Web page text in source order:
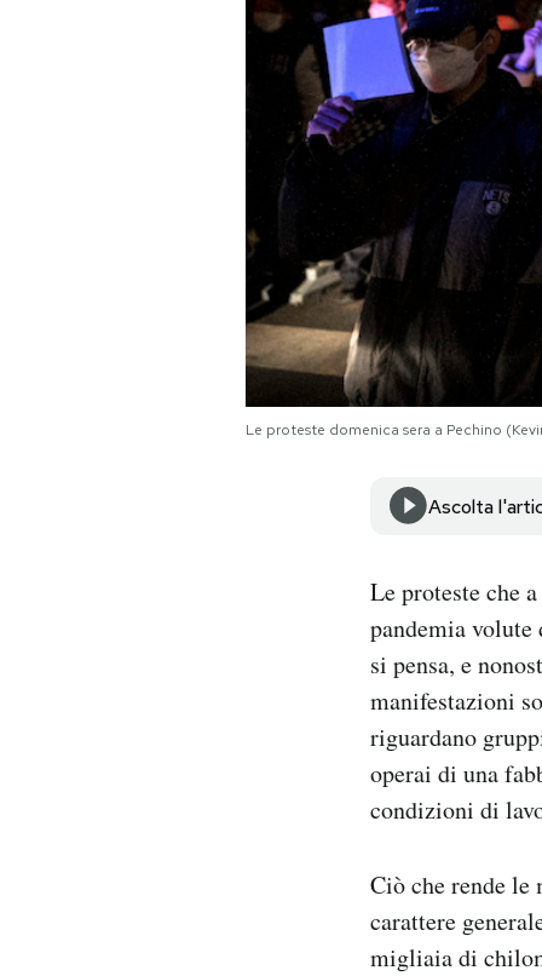
Le proteste domenica sera a Pechino
Ascolta
Le proteste che
pandemia
si pensa, e
manifestazioni
riguardano
operai di una
condizioni di
Ciò che rende
carattere
migliaia di